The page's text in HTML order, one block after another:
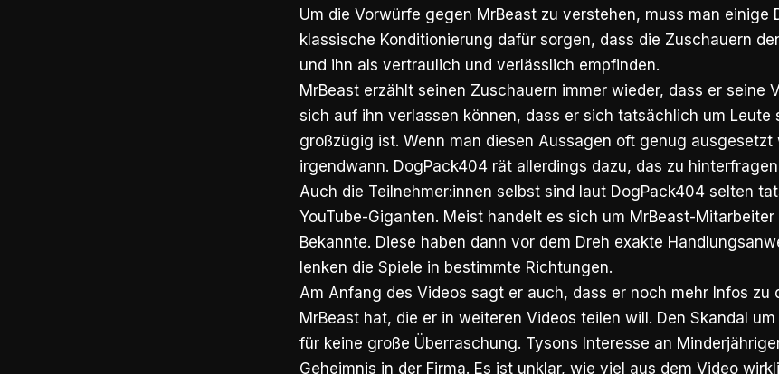
Um die Vorwürfe gegen MrBeast zu verstehen, muss man einige
klassische Konditionierung dafür sorgen, dass die Zuschauern
und ihn als vertraulich und verlässlich empfinden.
MrBeast erzählt seinen Zuschauern immer wieder, dass er seine
sich auf ihn verlassen können, dass er sich tatsächlich um Leute
großzügig ist. Wenn man diesen Aussagen oft genug ausgesetzt
irgendwann. DogPack404 rät allerdings dazu, das zu
Auch die Teilnehmer:innen selbst sind laut DogPack404 selten
YouTube-Giganten. Meist handelt es sich um MrBeast-Mitarbeiter
Bekannte. Diese haben dann vor dem Dreh exakte
lenken die Spiele in bestimmte Richtungen.
Am Anfang des Videos sagt er auch, dass er noch mehr Infos zu
MrBeast hat, die er in weiteren Videos teilen will. Den Skandal
für keine große Überraschung. Tysons Interesse an
Geheimnis in der Firma. Es ist unklar, wie viel aus dem Video